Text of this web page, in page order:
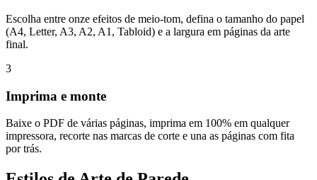
Escolha entre onze efeitos de meio-tom, defina o tamanho do papel
(A4, Letter, A3, A2, A1, Tabloid) e a largura em páginas da arte
final.
3
Imprima e monte
Baixe o PDF de várias páginas, imprima em 100% em qualquer
impressora, recorte nas marcas de corte e una as páginas com fita
por trás.